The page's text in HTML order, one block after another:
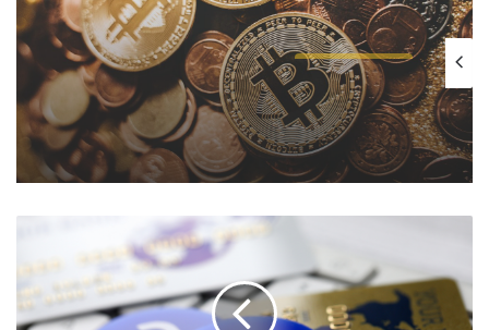
العملات الرقمية
يناير 7, 2025
تحديات قابلية التوسع في البيتكوين: هل
تُعيق الشبكة التبني الشامل؟
Libra..
ماهي
الأسعار